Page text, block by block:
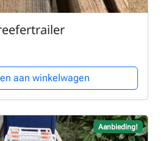
prijs was: € 142,00.
prijs is: € 135,00.
aan winkelwagen
Aanbieding!